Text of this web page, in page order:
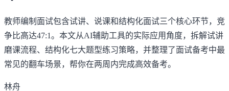
教师编制面试包含试讲、说课和结构化面试三个核心环节，竞
争比高达47:1。本文从AI辅助工具的实际应用角度，拆解试讲
磨课流程、结构化七大题型练习策略，并整理了面试备考中最
常见的翻车场景，帮你在两周内完成高效备考。
林舟